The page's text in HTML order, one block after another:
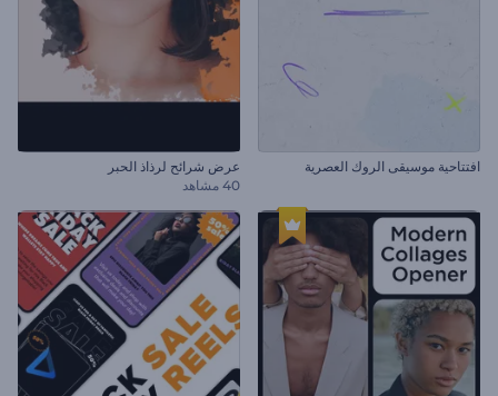
افتتاحية موسيقى الروك العصرية
عرض شرائح لرذاذ الحبر
40 مشاهد